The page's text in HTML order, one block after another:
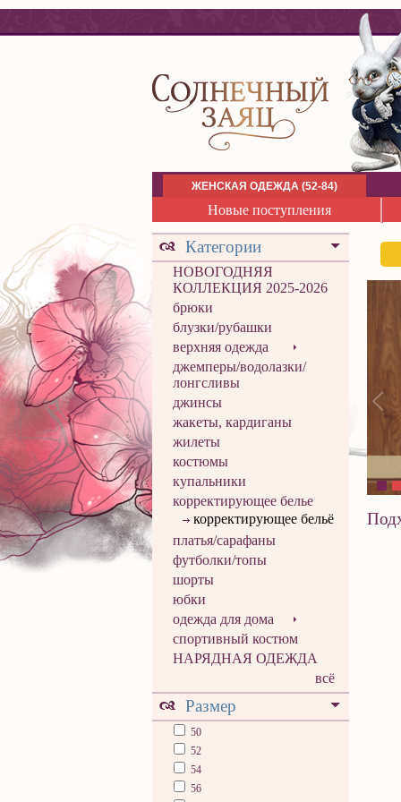
ЖЕНСКАЯ ОДЕЖДА (52-84)
Новые поступления
Категории
НОВОГОДНЯЯ
КОЛЛЕКЦИЯ 2025-2026
брюки
блузки/рубашки
верхняя одежда
джемперы/водолазки/
лонгсливы
джинсы
жакеты, кардиганы
жилеты
костюмы
купальники
корректирующее белье
корректирующее бельё
платья/сарафаны
футболки/топы
шорты
юбки
одежда для дома
спортивный костюм
НАРЯДНАЯ ОДЕЖДА
всё
Размер
50
52
54
56